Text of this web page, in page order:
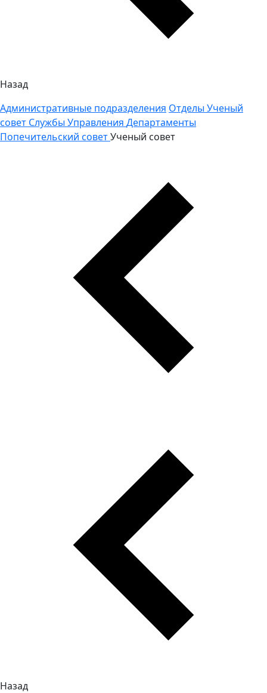
Назад
Административные подразделения Отделы Ученый
совет Службы Управления Департаменты
Попечительский советУченый совет
Назад